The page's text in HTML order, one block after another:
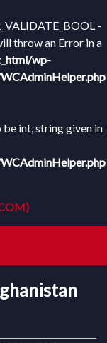
-
throw an Error in a
wp-
int, string given in